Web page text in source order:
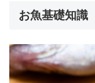
お魚基礎知識